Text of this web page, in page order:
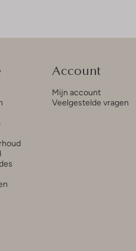
Account
Mijn account
Veelgestelde vragen